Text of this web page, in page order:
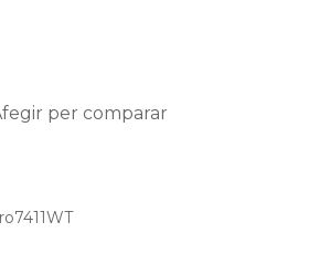
per comparar